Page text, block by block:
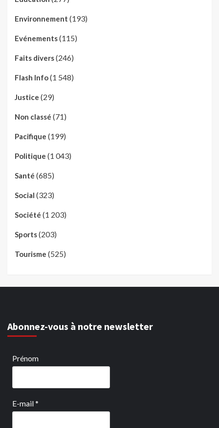
Environnement (193)
Evénements(115)
Faits divers(246)
Flash Info(1 548)
Justice (29)
Non classé (71)
Pacifique (199)
Politique (1 043)
Santé (685)
Social (323)
Société (1 203)
Sports(203)
Tourisme (525)
Abonnez-vous à notre newsletter
Prénom
E-mail*